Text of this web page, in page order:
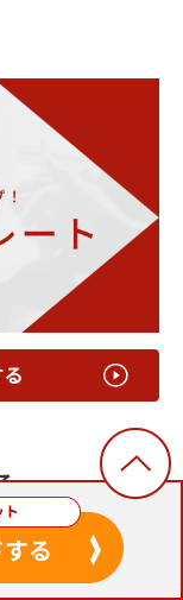
統一しましょ